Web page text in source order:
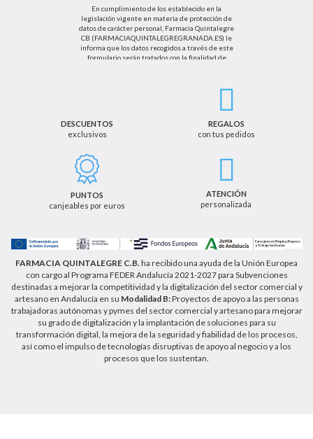
En cumplimiento de los establecido en la
legislación vigente en materia de protección de
datos de carácter personal, Farmacia Quintalegre
CB (FARMACIAQUINTALEGREGRANADA.ES) le
informa que los datos recogidos a través de este
formulario serán tratados con la finalidad de
el tratamiento de sus datos personales se basará
cancelación u oposición, así como los derechos
adicionales que le asisten a través de la dirección
de email info@farmaciaquintalegregranada.es, así
como a través de los medios detallados en la
información adicional sobre nuestra política de
privacidad que puede consultar en la dirección web
DESCUENTOS
exclusivos
REGALOS
con tus pedidos
PUNTOS
canjeables por euros
ATENCIÓN
personalizada
FARMACIA QUINTALEGRE C.B. ha recibido una ayuda de la Unión Europea
con cargo al Programa FEDER Andalucía 2021-2027 para Subvenciones
destinadas a mejorar la competitividad y la digitalización del sector comercial y
artesano en Andalucía en su Modalidad B:Proyectos de apoyo a las personas
trabajadoras autónomas y pymes del sector comercial y artesano para mejorar
su grado de digitalización y la implantación de soluciones para su
transformación digital, la mejora de la seguridad y fiabilidad de los procesos,
así como el impulso de tecnologías disruptivas de apoyo al negocio y a los
procesos que los sustentan.